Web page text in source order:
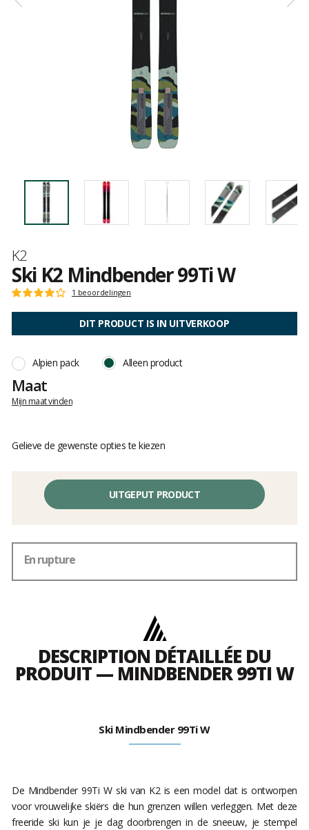
Merk
K2
Ski K2 Mindbender 99Ti W
Het
Score
:
op
1 beoordelingen
DIT PRODUCT IS IN UITVERKOOP
Alpien pack Alleen product
Maat
Mijn maat vinden
Gelieve de gewenste opties te kiezen
UITGEPUT PRODUCT
En rupture
DESCRIPTION DÉTAILLÉE DU
PRODUIT — MINDBENDER 99TI W
Ski Mindbender 99Ti W
De Mindbender 99Ti W ski van K2 is een model dat is ontworpen
voor vrouwelijke skiërs die hun grenzen willen verleggen. Met deze
freeride ski kun je je dag doorbrengen in de sneeuw, je stempel